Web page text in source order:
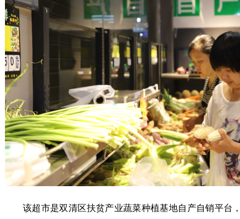
该超市是双清区扶贫产业蔬菜种植基地自产自销平台